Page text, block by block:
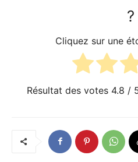
?
Cliquez sur une
Résultat des votes 4.8 /